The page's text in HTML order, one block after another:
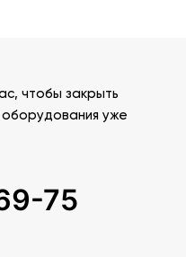
чтобы закрыть
уже
75